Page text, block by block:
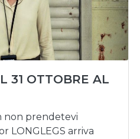
31 OTTOBRE AL
non prendetevi
LONGLEGS arriva